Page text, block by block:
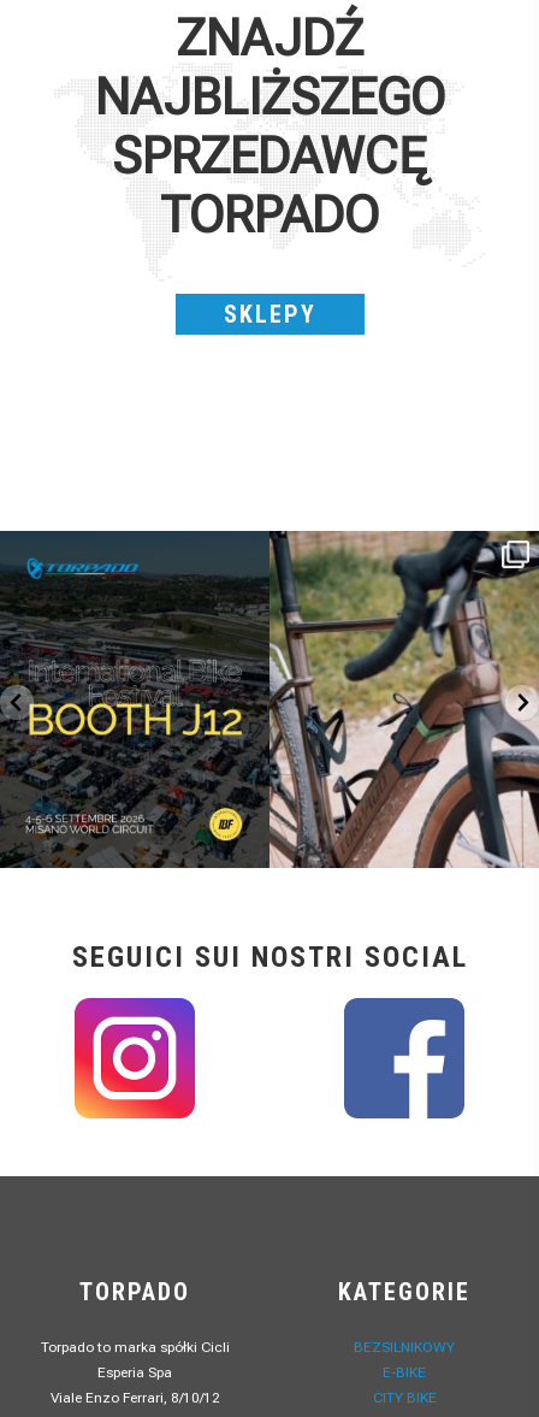
ZNAJDŹ
NAJBLIŻSZEGO
SPRZEDAWCĘ
TORPADO
SKLEPY
IBF sta per...
14 1
Kepler R è la gravel pensata per affrontare
lunghe...
26 0
SEGUICI SUI NOSTRI SOCIAL
TORPADO
Torpado to marka spółki Cicli
Esperia Spa
Viale Enzo Ferrari, 8/10/12
KATEGORIE
BEZSILNIKOWY
E-BIKE
CITY BIKE